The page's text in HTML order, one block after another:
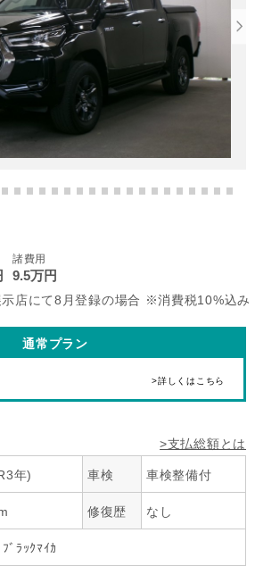
諸費用
9.5万円
店にて8月登録の場合 ※消費税10%込み
通常プラン
>詳しくはこちら
>支払総額とは
年) 車検 車検整備付
修復歴 なし
ﾞﾗｯｸﾏｲｶ